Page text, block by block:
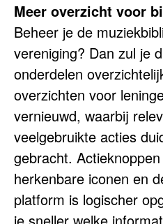
Meer overzicht voor
Beheer je de
vereniging? Dan zul je
onderdelen
overzichten voor
vernieuwd, waarbij
veelgebruikte acties
gebracht.
herkenbare iconen en
platform is logischer